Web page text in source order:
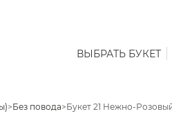
ВЫБРАТЬ БУКЕТ
>Без повода>Букет 21 Нежно-